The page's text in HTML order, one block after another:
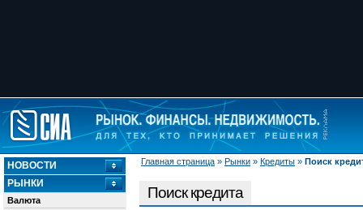
Главная страница » Рынки » Кредиты » Поиск
НОВОСТИ
РЫНКИ
Валюта
Поиск кредита